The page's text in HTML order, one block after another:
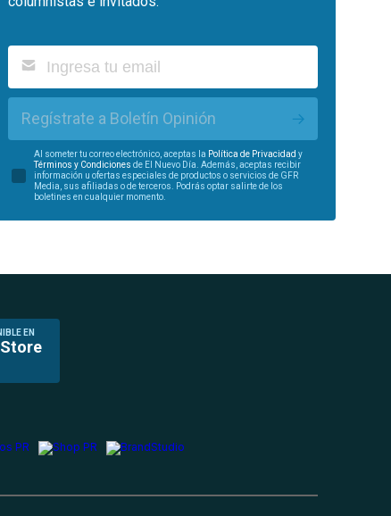
Regístrate a Boletín Opinión
Al someter tu correo electrónico, aceptas la Política de Privacidad y
Términos y Condiciones de El Nuevo Día. Además, aceptas recibir
información u ofertas especiales de productos o servicios de GFR
Media, sus afiliadas o de terceros. Podrás optar salirte de los
boletines en cualquier momento.
EN